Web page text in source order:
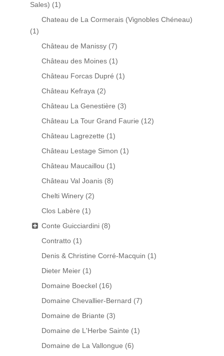
Sales) (1)
Chateau de La Cormerais (Vignobles Chéneau)
(1)
Château de Manissy (7)
Château des Moines (1)
Château Forcas Dupré (1)
Château Kefraya (2)
Château La Genestière (3)
Château La Tour Grand Faurie (12)
Château Lagrezette (1)
Château Lestage Simon (1)
Château Maucaillou (1)
Château Val Joanis (8)
Chelti Winery (2)
Clos Labère (1)
Conte Guicciardini (8)
Contratto (1)
Denis & Christine Corré-Macquin (1)
Dieter Meier (1)
Domaine Boeckel (16)
Domaine Chevallier-Bernard (7)
Domaine de Briante (3)
Domaine de L'Herbe Sainte (1)
Domaine de La Vallongue (6)